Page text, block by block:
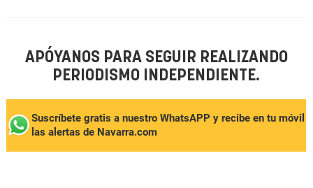
APÓYANOS PARA SEGUIR REALIZANDO
PERIODISMO INDEPENDIENTE.
Suscríbete gratis a nuestro WhatsAPP y recibe en tu móvil
las alertas de Navarra.com